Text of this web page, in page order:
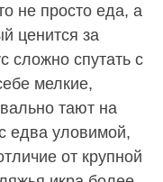
не просто еда, а
ценится за
сложно спутать с
мелкие,
тают на
едва уловимой,
от крупной